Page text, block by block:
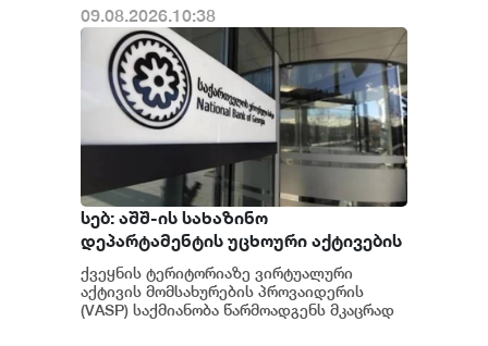
09.08.2026.10:38
სებ: აშშ-ის სახაზინო
დეპარტამენტის უცხოური აქტივების
კონტროლის ოფისის (OFAC) მიერ
სანქცირებული პირი არ
წარმოადგენს საქართველოს
ქვეყნის ტერიტორიაზე ვირტუალური
აქტივის მომსახურების პროვაიდერის
(VASP) საქმიანობა წარმოადგენს მკაცრად